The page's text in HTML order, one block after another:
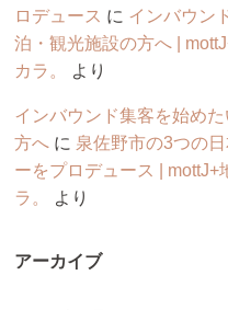
ロデュース に インバウン
泊・観光施設の方へ |
カラ。
より
インバウンド集客を始め
方へ に 泉佐野市の3つの
ーをプロデュース |
ラ。
より
アーカイブ